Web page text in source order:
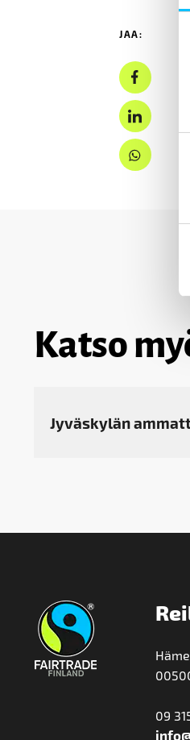
JAA:
Katso
Jyväskylän
09